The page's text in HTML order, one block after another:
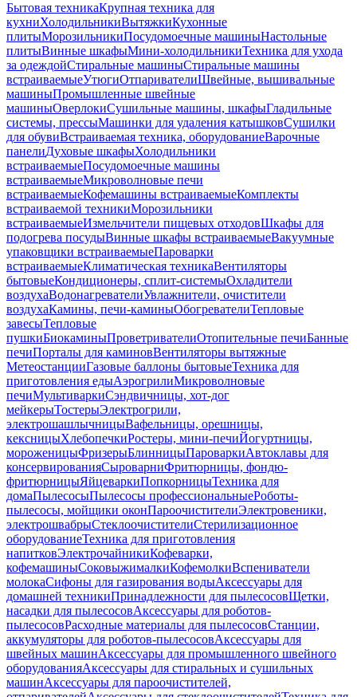
Бытовая техникаКрупная техника для
кухниХолодильникиВытяжкиКухонные
плитыМорозильникиПосудомоечные машиныНастольные
плитыВинные шкафыМини-холодильникиТехника для ухода
за одеждойСтиральные машиныСтиральные машины
встраиваемыеУтюгиОтпаривателиШвейные, вышивальные
машиныПромышленные швейные
машиныОверлокиСушильные машины, шкафыГладильные
системы, прессыМашинки для удаления катышковСушилки
для обувиВстраиваемая техника, оборудованиеВарочные
панелиДуховые шкафыХолодильники
встраиваемыеПосудомоечные машины
встраиваемыеМикроволновые печи
встраиваемыеКофемашины встраиваемыеКомплекты
встраиваемой техникиМорозильники
встраиваемыеИзмельчители пищевых отходовШкафы для
подогрева посудыВинные шкафы встраиваемыеВакуумные
упаковщики встраиваемыеПароварки
встраиваемыеКлиматическая техникаВентиляторы
бытовыеКондиционеры, сплит-системыОхладители
воздухаВодонагревателиУвлажнители, очистители
воздухаКамины, печи-каминыОбогревателиТепловые
завесыТепловые
пушкиБиокаминыПроветривателиОтопительные печиБанные
печиПорталы для каминовВентиляторы вытяжные
МетеостанцииГазовые баллоны бытовыеТехника для
приготовления едыАэрогрилиМикроволновые
печиМультиваркиСэндвичницы, хот-дог
мейкерыТостерыЭлектрогрили,
электрошашлычницыВафельницы, орешницы,
кексницыХлебопечкиРостеры, мини-печиЙогуртницы,
мороженицыФризерыБлинницыПароваркиАвтоклавы для
консервированияСыроварниФритюрницы, фондю-
фритюрницыЯйцеваркиПопкорницыТехника для
домаПылесосыПылесосы профессиональныеРоботы-
пылесосы, мойщики оконПароочистителиЭлектровеники,
электрошвабрыСтеклоочистителиСтерилизационное
оборудованиеТехника для приготовления
напитковЭлектрочайникиКофеварки,
кофемашиныСоковыжималкиКофемолкиВспениватели
молокаСифоны для газирования водыАксессуары для
домашней техникиПринадлежности для пылесосовЩетки,
насадки для пылесосовАксессуары для роботов-
пылесосовРасходные материалы для пылесосовСтанции,
аккумуляторы для роботов-пылесосовАксессуары для
швейных машинАксессуары для промышленного швейного
оборудованияАксессуары для стиральных и сушильных
машинАксессуары для пароочистителей,